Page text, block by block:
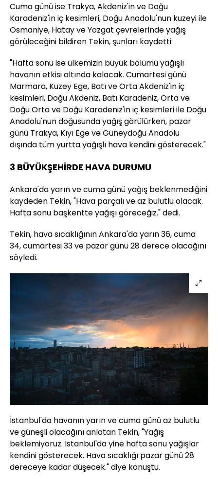
Cuma günü ise Trakya, Akdeniz'in ve Doğu
Karadeniz'in iç kesimleri, Doğu Anadolu'nun kuzeyi ile
Osmaniye, Hatay ve Yozgat çevrelerinde yağış
görüleceğini bildiren Tekin, şunları kaydetti:
"Hafta sonu ise ülkemizin büyük bölümü yağışlı
havanın etkisi altında kalacak. Cumartesi günü
Marmara, Kuzey Ege, Batı ve Orta Akdeniz'in iç
kesimleri, Doğu Akdeniz, Batı Karadeniz, Orta ve
Doğu Orta ve Doğu Karadeniz'in iç kesimleri ile Doğu
Anadolu'nun doğusunda yağış görülürken, pazar
günü Trakya, Kıyı Ege ve Güneydoğu Anadolu
dışında tüm yurtta yağışlı hava kendini gösterecek."
3 BÜYÜKŞEHİRDE HAVA DURUMU
Ankara'da yarın ve cuma günü yağış beklenmediğini
kaydeden Tekin, "Hava parçalı ve az bulutlu olacak.
Hafta sonu başkentte yağışı göreceğiz." dedi.
Tekin, hava sıcaklığının Ankara'da yarın 36, cuma
34, cumartesi 33 ve pazar günü 28 derece olacağını
söyledi.
İstanbul'da havanın yarın ve cuma günü az bulutlu
ve güneşli olacağını anlatan Tekin, "Yağış
beklemiyoruz. İstanbul'da yine hafta sonu yağışlar
kendini gösterecek. Hava sıcaklığı pazar günü 28
dereceye kadar düşecek." diye konuştu.